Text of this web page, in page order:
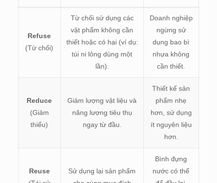
Refuse
(Từ chối)
Từ chối sử dụng các
vật phẩm không cần
thiết hoặc có hại (ví dụ:
túi ni lông dùng một
lần).
Doanh nghiệp
ngừng sử
dụng bao bì
nhựa không
cần thiết.
Reduce
(Giảm
thiểu)
Giảm lượng vật liệu và
năng lượng tiêu thụ
ngay từ đầu.
Thiết kế sản
phẩm nhẹ
hơn, sử dụng
ít nguyên liệu
hơn.
Reuse
Sử dụng lại sản phẩm
Bình đựng
nước có thể